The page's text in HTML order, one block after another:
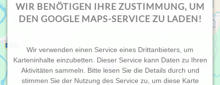
WIR BENÖTIGEN IHRE ZUSTIMMUNG, UM
DEN GOOGLE MAPS-SERVICE ZU LADEN!
Wir verwenden einen Service eines Drittanbieters, um
Karteninhalte einzubetten. Dieser Service kann Daten zu Ihren
Aktivitäten sammeln. Bitte lesen Sie die Details durch und
stimmen Sie der Nutzung des Service zu, um diese Karte